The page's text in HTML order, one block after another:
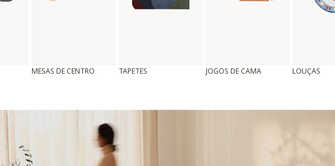
MESAS DE CENTRO TAPETES JOGOS DE CAMA LOUÇAS